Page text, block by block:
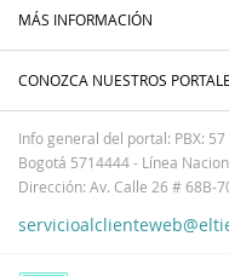
MÁS INFORMACIÓN
CONOZCA NUESTROS
Info general del portal: PBX:
Bogotá 5714444 - Línea
Dirección: Av. Calle 26 # 68B-